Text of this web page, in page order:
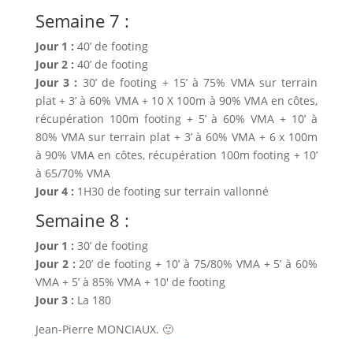
Semaine 7 :
Jour 1 : 40’ de footing
Jour 2 : 40’ de footing
Jour 3 : 30’ de footing + 15’ à 75% VMA sur terrain
plat + 3’ à 60% VMA + 10 X 100m à 90% VMA en côtes,
récupération 100m footing + 5’ à 60% VMA + 10’ à
80% VMA sur terrain plat + 3’ à 60% VMA + 6 x 100m
à 90% VMA en côtes, récupération 100m footing + 10’
à 65/70% VMA
Jour 4 : 1H30 de footing sur terrain vallonné
Semaine 8 :
Jour 1 : 30’ de footing
Jour 2 : 20’ de footing + 10’ à 75/80% VMA + 5’ à 60%
VMA + 5’ à 85% VMA + 10′ de footing
Jour 3 : La 180
Jean-Pierre MONCIAUX. 🙂